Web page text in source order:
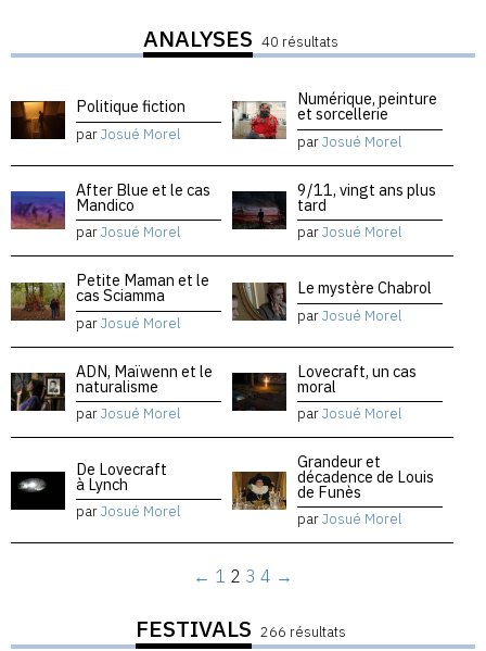
ANALYSES 40 résultats
Politique fiction
parJosué Morel
Numérique, peinture
et sorcellerie
parJosué Morel
After Blue et le cas
Mandico
parJosué Morel
9/11, vingt ans plus
tard
parJosué Morel
Petite Maman et le
cas Sciamma
parJosué Morel
Le mystère Chabrol
parJosué Morel
ADN, Maïwenn et le
naturalisme
parJosué Morel
Lovecraft, un cas
moral
parJosué Morel
De Lovecraft
à Lynch
parJosué Morel
Grandeur et
décadence de Louis
de Funès
parJosué Morel
← 1 2 3 4 →
FESTIVALS 266 résultats